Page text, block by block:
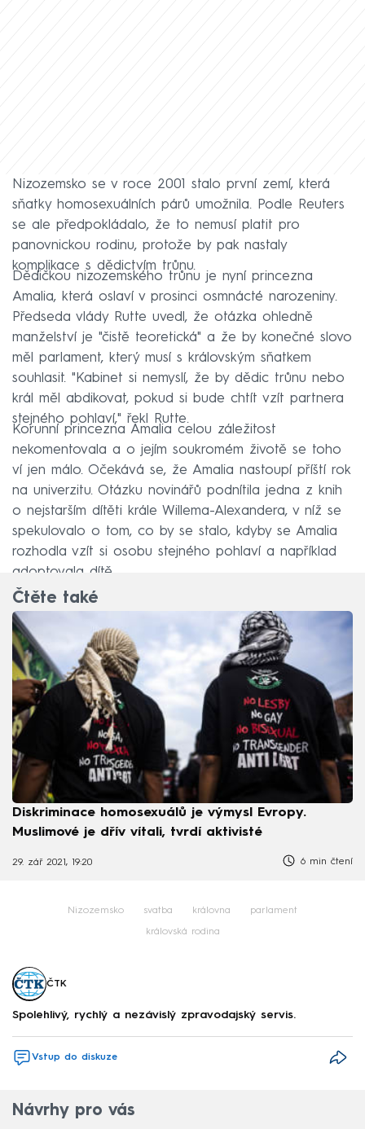
Nizozemsko se v roce 2001 stalo první zemí, která
sňatky homosexuálních párů umožnila. Podle Reuters
se ale předpokládalo, že to nemusí platit pro
panovnickou rodinu, protože by pak nastaly
komplikace s dědictvím trůnu.
Dědičkou nizozemského trůnu je nyní princezna
Amalia, která oslaví v prosinci osmnácté narozeniny.
Předseda vlády Rutte uvedl, že otázka ohledně
manželství je "čistě teoretická" a že by konečné slovo
měl parlament, který musí s královským sňatkem
souhlasit. "Kabinet si nemyslí, že by dědic trůnu nebo
král měl abdikovat, pokud si bude chtít vzít partnera
stejného pohlaví," řekl Rutte.
Korunní princezna Amalia celou záležitost
nekomentovala a o jejím soukromém životě se toho
ví jen málo. Očekává se, že Amalia nastoupí příští rok
na univerzitu. Otázku novinářů podnítila jedna z knih
o nejstarším dítěti krále Willema-Alexandera, v níž se
spekulovalo o tom, co by se stalo, kdyby se Amalia
rozhodla vzít si osobu stejného pohlaví a například
adoptovala dítě.
Čtěte také
Diskriminace homosexuálů je výmysl Evropy.
Muslimové je dřív vítali, tvrdí aktivisté
29. zář 2021, 19:20 6 min čtení
Nizozemsko svatba královna parlament
královská rodina
ČTK
Spolehlivý, rychlý a nezávislý zpravodajský servis.
Vstup do diskuze
Návrhy pro vás